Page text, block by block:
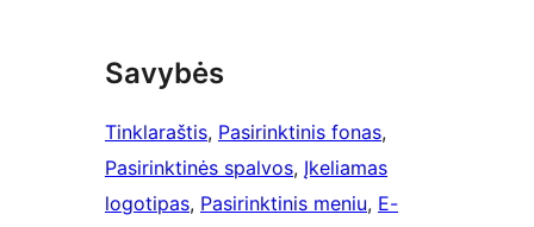
Savybės
Tinklaraštis, Pasirinktinis fonas
Pasirinktinės spalvos, Įkeliamas
logotipas, Pasirinktinis meniu, E-